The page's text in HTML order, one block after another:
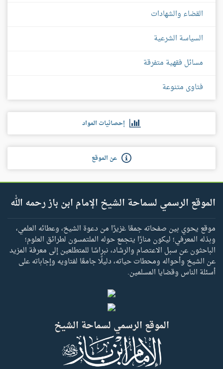
القضاء والشهادات
السياسة الشرعية
مسائل فقهية متفرقة
فتاوى متنوعة
إحصائيات المواد
عن الموقع
الموقع الرسمي لسماحة الشيخ الإمام ابن باز رحمه الله
موقع يحوي بين صفحاته جمعًا غزيرًا من دعوة الشيخ، وعطائه العلمي،
وبذله المعرفي؛ ليكون منارًا يتجمع حوله الملتمسون لطرائق العلوم؛
الباحثون عن سبل الاعتصام والرشاد، نبراسًا للمتطلعين إلى معرفة المزيد
عن الشيخ وأحواله ومحطات حياته، دليلًا جامعًا لفتاويه وإجاباته على
أسئلة الناس وقضايا المسلمين.
الموقع الرسمي لسماحة الشيخ